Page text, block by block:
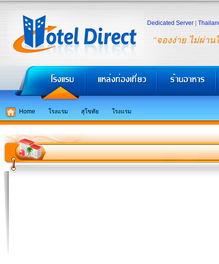
"จองง่าย ไม่ผ่าน
Dedicated Server
Home โรงแรม สุโขทัย โรงแรม